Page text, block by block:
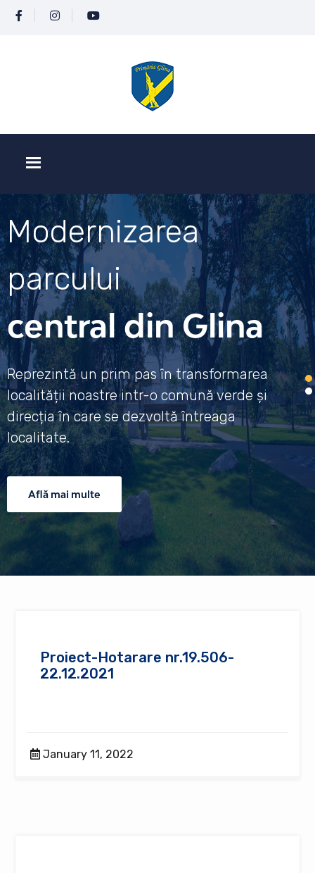
Modernizarea
parcului
central din Glina
Reprezintă un prim pas în transformarea
localității noastre intr-o comună verde și
direcția în care se dezvoltă întreaga
localitate.
Află mai multe
Proiect-Hotarare nr.19.506-
22.12.2021
January 11, 2022